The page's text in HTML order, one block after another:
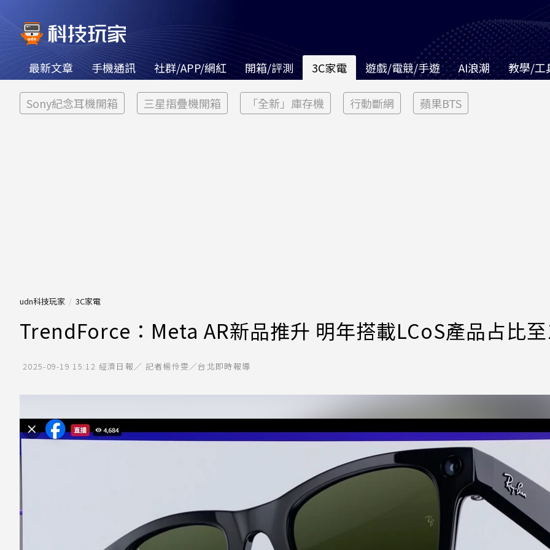
最新文章 手機通訊 社群/APP/網紅 開箱/評測 3C家電 遊戲/電競/手遊 AI浪潮 教學/工
Sony紀念耳機開箱 三星摺疊機開箱 「全新」庫存機 行動斷網 蘋果BTS
udn科技玩家 3C家電
TrendForce：Meta AR新品推升 明年搭載LCoS產品占比
2025-09-19 15:12 經濟日報／ 記者楊伶雯／台北即時報導